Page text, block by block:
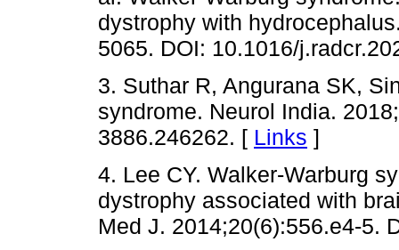
dystrophy with
5065. DOI: 10.1016/
3. Suthar R, Angurana SK,
syndrome. Neurol India.
3886.246262. [ Links ]
4. Lee CY. Walker-Warburg
dystrophy associated with
Med J. 2014;20(6):556.e4-5.